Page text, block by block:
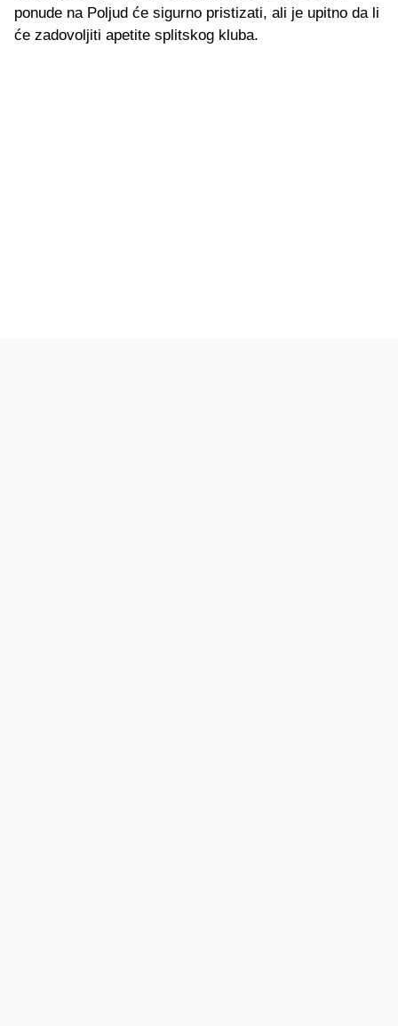
ponude na Poljud će sigurno pristizati, ali je upitno da li
će zadovoljiti apetite splitskog kluba.